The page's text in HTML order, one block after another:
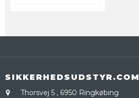
SIKKERHEDSUDSTYR.COM
Thorsvej 5 , 6950 Ringkøbing